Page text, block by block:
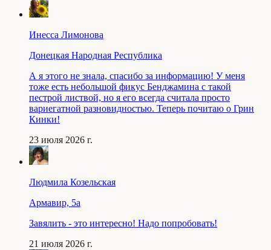
Инесса Лимонова
Донецкая Народная Республика
А я этого не знала, спасибо за информацию! У меня
тоже есть небольшой фикус Бенджамина с такой
пестрой листвой, но я его всегда считала просто
вариегатной разновидностью. Теперь почитаю о Грин
Кинки!
23 июля 2026 г.
Людмила Козельская
Армавир, 5a
Завялить - это интересно! Надо попробовать!
21 июля 2026 г.